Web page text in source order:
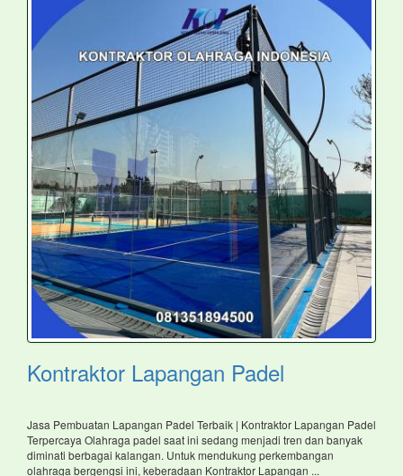
Kontraktor Lapangan Padel
Jasa Pembuatan Lapangan Padel Terbaik | Kontraktor Lapangan Padel
Terpercaya Olahraga padel saat ini sedang menjadi tren dan banyak
diminati berbagai kalangan. Untuk mendukung perkembangan
olahraga bergengsi ini, keberadaan Kontraktor Lapangan ...